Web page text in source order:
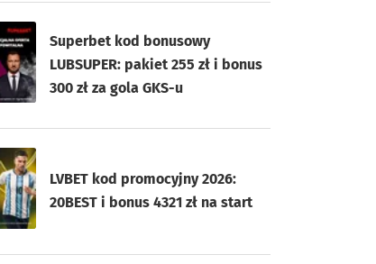
Superbet kod bonusowy
LUBSUPER: pakiet 255 zł i bonus
300 zł za gola GKS-u
LVBET kod promocyjny 2026:
20BEST i bonus 4321 zł na start